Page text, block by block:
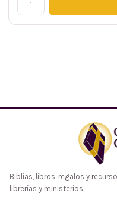
Biblias, libros, regalos y
librerías y ministerios.